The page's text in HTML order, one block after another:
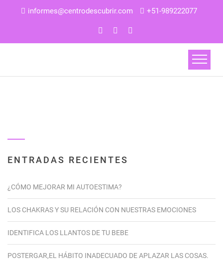
informes@centrodescubrir.com +51-989222077
ENTRADAS RECIENTES
¿CÓMO MEJORAR MI AUTOESTIMA?
LOS CHAKRAS Y SU RELACIÓN CON NUESTRAS EMOCIONES
IDENTIFICA LOS LLANTOS DE TU BEBE
POSTERGAR,EL HÁBITO INADECUADO DE APLAZAR LAS COSAS.